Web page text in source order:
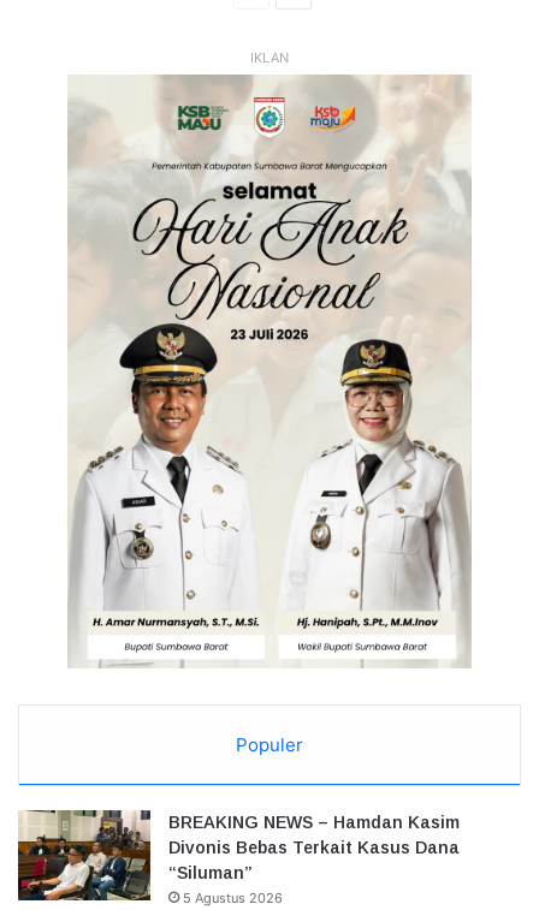
IKLAN
Populer
BREAKING NEWS – Hamdan Kasim
Divonis Bebas Terkait Kasus Dana
“Siluman”
5 Agustus 2026